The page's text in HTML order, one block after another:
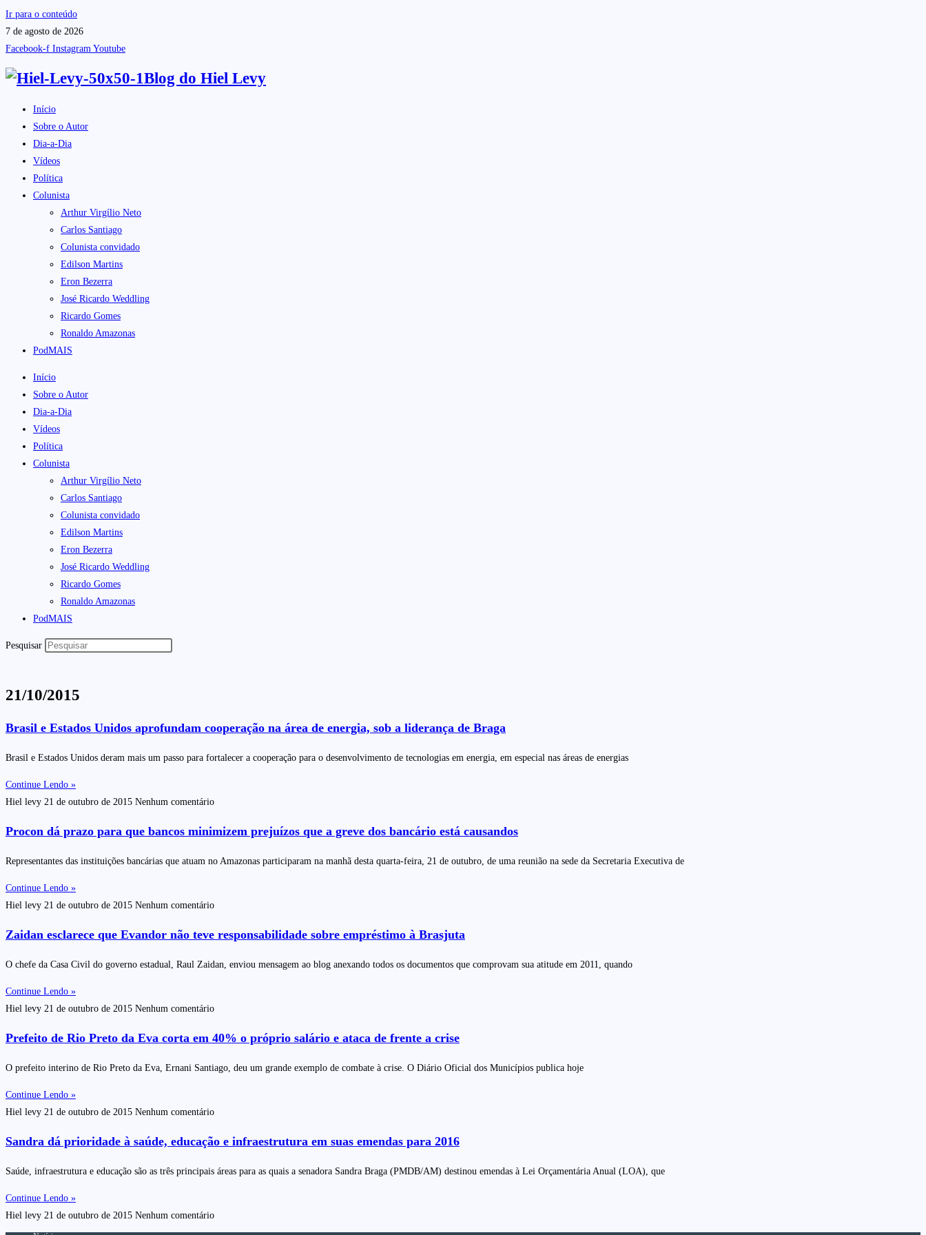
Ir para o conteúdo
7 de agosto de 2026
Facebook-f Instagram Youtube
Blog do Hiel Levy
Início
Sobre o Autor
Dia-a-Dia
Vídeos
Política
Colunista
Arthur Virgílio Neto
Carlos Santiago
Colunista convidado
Edilson Martins
Eron Bezerra
José Ricardo Weddling
Ricardo Gomes
Ronaldo Amazonas
PodMAIS
Início
Sobre o Autor
Dia-a-Dia
Vídeos
Política
Colunista
Arthur Virgílio Neto
Carlos Santiago
Colunista convidado
Edilson Martins
Eron Bezerra
José Ricardo Weddling
Ricardo Gomes
Ronaldo Amazonas
PodMAIS
Pesquisar
21/10/2015
Brasil e Estados Unidos aprofundam cooperação na área de energia, sob a liderança de Braga
Brasil e Estados Unidos deram mais um passo para fortalecer a cooperação para o desenvolvimento de tecnologias em energia, em especial nas áreas de energias
Continue Lendo »
Hiel levy 21 de outubro de 2015 Nenhum comentário
Procon dá prazo para que bancos minimizem prejuízos que a greve dos bancário está causandos
Representantes das instituições bancárias que atuam no Amazonas participaram na manhã desta quarta-feira, 21 de outubro, de uma reunião na sede da Secretaria Executiva de
Continue Lendo »
Hiel levy 21 de outubro de 2015 Nenhum comentário
Zaidan esclarece que Evandor não teve responsabilidade sobre empréstimo à Brasjuta
O chefe da Casa Civil do governo estadual, Raul Zaidan, enviou mensagem ao blog anexando todos os documentos que comprovam sua atitude em 2011, quando
Continue Lendo »
Hiel levy 21 de outubro de 2015 Nenhum comentário
Prefeito de Rio Preto da Eva corta em 40% o próprio salário e ataca de frente a crise
O prefeito interino de Rio Preto da Eva, Ernani Santiago, deu um grande exemplo de combate à crise. O Diário Oficial dos Municípios publica hoje
Continue Lendo »
Hiel levy 21 de outubro de 2015 Nenhum comentário
Sandra dá prioridade à saúde, educação e infraestrutura em suas emendas para 2016
Saúde, infraestrutura e educação são as três principais áreas para as quais a senadora Sandra Braga (PMDB/AM) destinou emendas à Lei Orçamentária Anual (LOA), que
Continue Lendo »
Hiel levy 21 de outubro de 2015 Nenhum comentário